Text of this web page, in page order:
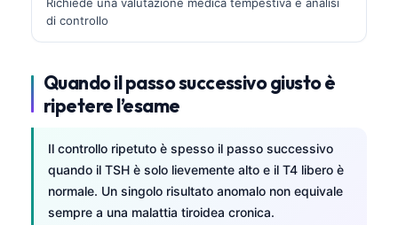
di controllo
Quando il passo successivo giusto è
ripetere l’esame
Il controllo ripetuto è spesso il passo successivo
quando il TSH è solo lievemente alto e il T4 libero è
normale. Un singolo risultato anomalo non equivale
sempre a una malattia tiroidea cronica.
ગુજરાતી
ಕನ್ನಡ
മലയാളം
Tiếng Việt
ไทย
ဗမာစာ